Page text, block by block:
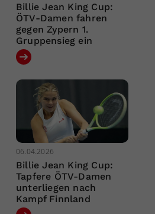
Billie Jean King Cup:
ÖTV-Damen fahren
gegen Zypern 1.
Gruppensieg ein
06.04.2026
Billie Jean King Cup:
Tapfere ÖTV-Damen
unterliegen nach
Kampf Finnland